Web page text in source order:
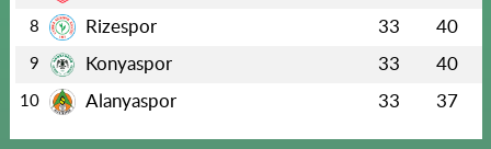
8 Rizespor 33 40
9 Konyaspor 33 40
10 Alanyaspor 33 37